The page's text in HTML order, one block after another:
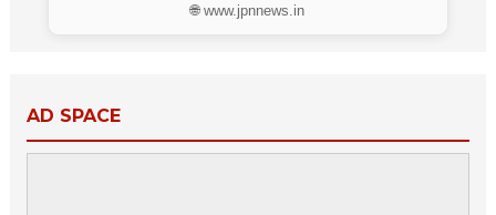
🌐 www.jpnnews.in
AD SPACE